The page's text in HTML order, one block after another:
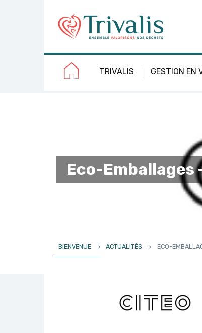
TRIVALIS GESTION EN
Eco-Emballages
BIENVENUE > ACTUALITÉS > ECO-